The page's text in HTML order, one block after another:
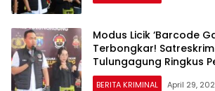
Modus Licik ‘Barcode
Terbongkar!
Tulungagung Ringkus
Subsidi
BERITA KRIMINAL April 29,